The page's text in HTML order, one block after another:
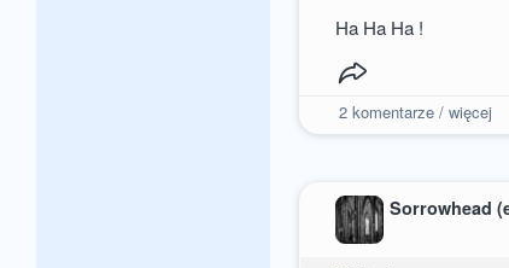
Ha Ha Ha !
2komentarze / więcej
Sorrowhead